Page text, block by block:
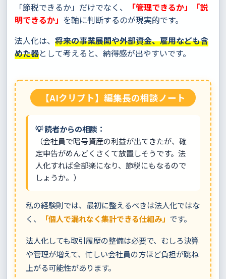
「節税できるか」だけでなく、
「管理できるか」「説
明できるか」 を軸に判断するのが現実的です。
法人化は、 将来の事業展開や外部資金、雇用なども含
めた器として考えると、納得感が出やすいです。
【AIクリプト】編集長の相談ノート
💡 読者からの相談：
（会社員で暗号資産の利益が出てきたが、確
定申告がめんどくさくて放置しそうです。法
人化すれば全部楽になり、節税にもなるので
しょうか。）
私の経験則では、最初に整えるべきは法人化ではな
く、
「個人で漏れなく集計できる仕組み」 です。
法人化しても取引履歴の整備は必要で、むしろ決算
や管理が増えて、忙しい会社員の方ほど負担が跳ね
上がる可能性があります。